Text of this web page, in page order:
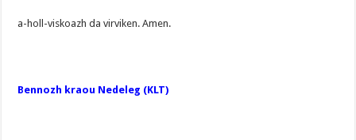
a-holl-viskoazh da virviken. Amen.
Bennozh kraou Nedeleg (KLT)